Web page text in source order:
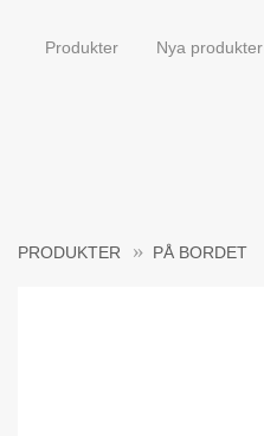
Produkter Nya produkter
PRODUKTER PÅ BORDET